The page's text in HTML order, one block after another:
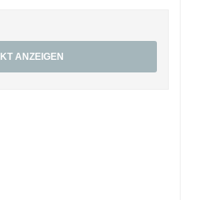
ANZEIGEN